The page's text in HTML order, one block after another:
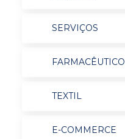
SERVIÇOS
FARMACÊUTICO
TEXTIL
E-COMMERCE